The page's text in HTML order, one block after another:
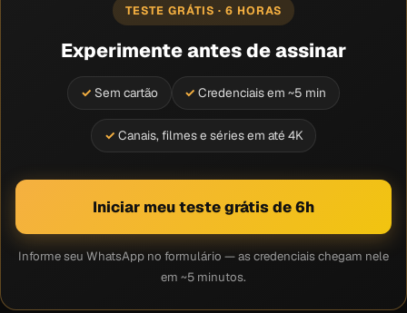
TESTE GRÁTIS · 6 HORAS
Experimente antes de assinar
Sem cartão Credenciais em ~5 min
Canais, filmes e séries em até 4K
Iniciar meu teste grátis de 6h
Informe seu WhatsApp no formulário — as credenciais chegam nele
em ~5 minutos.